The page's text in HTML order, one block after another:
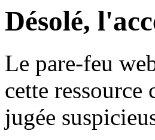
Désolé,
Le pare-feu
cette ressource
jugée